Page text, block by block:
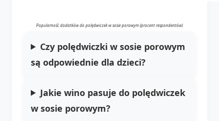
Popularność dodatków do polędwiczek w sosie porowym (procent respondentów)
Czy polędwiczki w sosie porowym
są odpowiednie dla dzieci?
Jakie wino pasuje do polędwiczek
w sosie porowym?